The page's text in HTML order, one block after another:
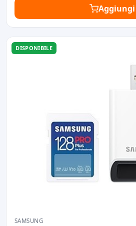
Aggiungi
DISPONIBILE
SAMSUNG